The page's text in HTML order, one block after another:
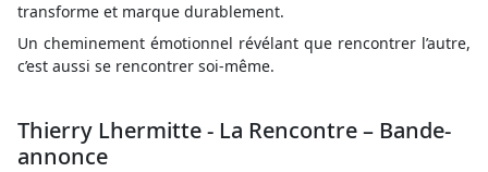
transforme et marque durablement.
Un cheminement émotionnel révélant que rencontrer l’autre,
c’est aussi se rencontrer soi-même.
Thierry Lhermitte - La Rencontre – Bande-
annonce